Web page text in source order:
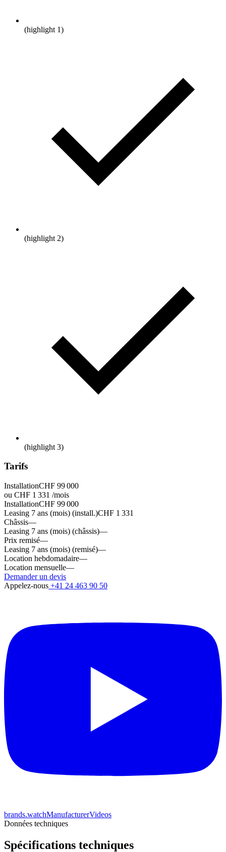
(highlight 1)
(highlight 2)
(highlight 3)
Tarifs
InstallationCHF 99 000
ou CHF 1 331 /mois
InstallationCHF 99 000
Leasing 7 ans (mois) (install.)CHF 1 331
Châssis—
Leasing 7 ans (mois) (châssis)—
Prix remisé—
Leasing 7 ans (mois) (remisé)—
Location hebdomadaire—
Location mensuelle—
Demander un devis
Appelez-nous +41 24 463 90 50
brands.watchManufacturerVideos
Données techniques
Spécifications techniques